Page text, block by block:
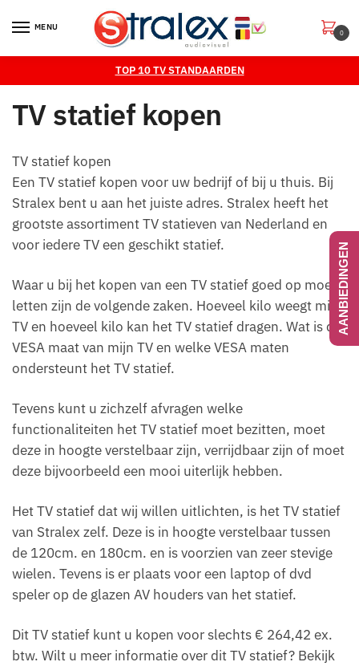
MENU
0
TOP 10 TV STANDAARDEN
TV statief kopen
TV statief kopen
Een TV statief kopen voor uw bedrijf of bij u thuis. Bij
Stralex bent u aan het juiste adres. Stralex heeft het
grootste assortiment TV statieven van Nederland en
voor iedere TV een geschikt statief.
Waar u bij het kopen van een TV statief goed op moet
letten zijn de volgende zaken. Hoeveel kilo weegt mijn
TV en hoeveel kilo kan het TV statief dragen. Wat is de
VESA maat van mijn TV en welke VESA maten
ondersteunt het TV statief.
Tevens kunt u zichzelf afvragen welke
functionaliteiten het TV statief moet bezitten, moet
deze in hoogte verstelbaar zijn, verrijdbaar zijn of moet
deze bijvoorbeeld een mooi uiterlijk hebben.
Het TV statief dat wij willen uitlichten, is het TV statief
van Stralex zelf. Deze is in hoogte verstelbaar tussen
de 120cm. en 180cm. en is voorzien van zeer stevige
wielen. Tevens is er plaats voor een laptop of dvd
speler op de glazen AV houders van het statief.
Dit TV statief kunt u kopen voor slechts € 264,42 ex.
btw. Wilt u meer informatie over dit TV statief? Bekijk
AANBIEDINGEN